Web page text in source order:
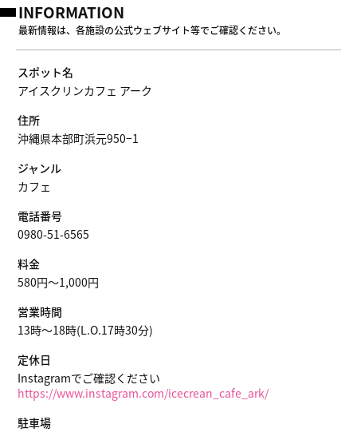
INFORMATION
最新情報は、各施設の公式ウェブサイト等でご確認ください。
スポット名
アイスクリンカフェ アーク
住所
沖縄県本部町浜元950−1
ジャンル
カフェ
電話番号
0980-51-6565
料金
580円～1,000円
営業時間
13時〜18時(L.O.17時30分)
定休日
Instagramでご確認ください
https://www.instagram.com/icecrean_cafe_ark/
駐車場